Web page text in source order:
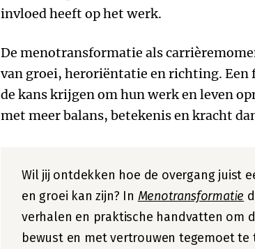
invloed heeft op het werk.
De menotransformatie als
van groei, heroriëntatie en richting. Een
de kans krijgen om hun werk en leven
met meer balans, betekenis en kracht
Wil jij ontdekken hoe de overgang juist
en groei kan zijn? In Menotransformatie
verhalen en praktische handvatten om
bewust en met vertrouwen tegemoet te